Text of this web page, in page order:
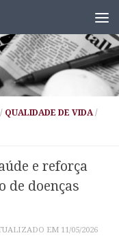
/ QUALIDADE DE VIDA /
e reforça
de doenças
EM 11/05/2026